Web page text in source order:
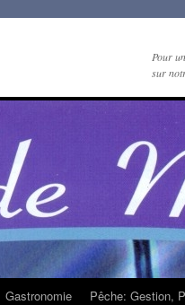
Pour
sur
Gastronomie Pêche: Gestion,